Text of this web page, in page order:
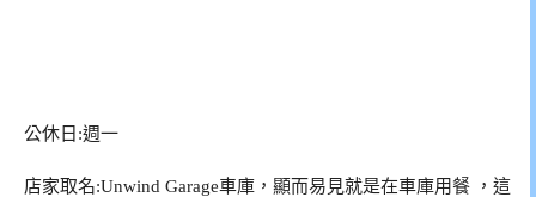
公休日:週一
店家取名:Unwind Garage車庫，顯而易見就是在車庫用餐 ，這